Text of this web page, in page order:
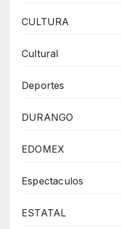
CULTURA
Cultural
Deportes
DURANGO
EDOMEX
Espectaculos
ESTATAL